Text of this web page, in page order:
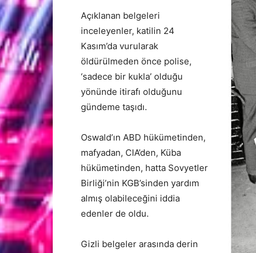
Açıklanan belgeleri
inceleyenler, katilin 24
Kasım’da vurularak
öldürülmeden önce polise,
‘sadece bir kukla’ olduğu
yönünde itirafı olduğunu
gündeme taşıdı.
Oswald’ın ABD hükümetinden,
mafyadan, CIA’den, Küba
hükümetinden, hatta Sovyetler
Birliği’nin KGB’sinden yardım
almış olabileceğini iddia
edenler de oldu.
Gizli belgeler arasında derin